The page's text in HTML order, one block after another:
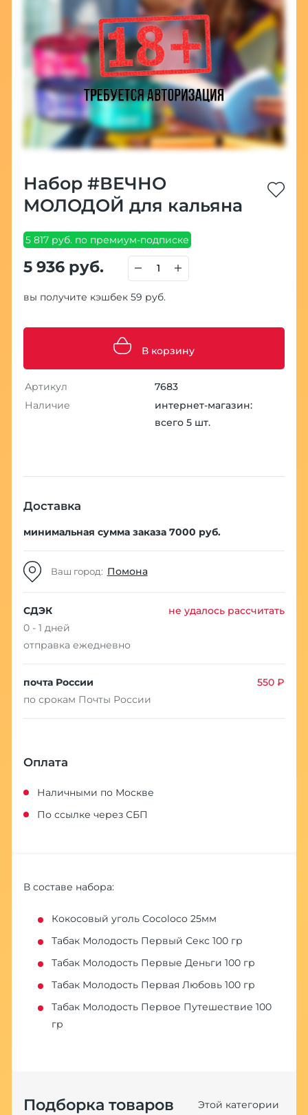
Набор #ВЕЧНО
МОЛОДОЙ для кальяна
5 817 руб. по премиум-подписке
5 936 руб.
вы получите кэшбек 59 руб.
В корзину
Артикул
7683
Наличие
интернет-магазин:
всего 5 шт.
Доставка
минимальная сумма заказа 7000 руб.
Ваш город: Помона
СДЭК
не удалось рассчитать
0 - 1 дней
отправка ежедневно
почта России
550 ₽
по срокам Почты России
Оплата
Наличными по Москве
По ссылке через СБП
В составе набора:
Кокосовый уголь Cocoloco 25мм
Табак Молодость Первый Секс 100 гр
Табак Молодость Первые Деньги 100 гр
Табак Молодость Первая Любовь 100 гр
Табак Молодость Первое Путешествие 100
гр
Подборка товаров Этой категории